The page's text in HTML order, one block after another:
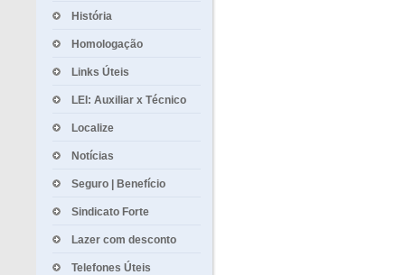
História
Homologação
Links Úteis
LEI: Auxiliar x Técnico
Localize
Notícias
Seguro | Benefício
Sindicato Forte
Lazer com desconto
Telefones Úteis